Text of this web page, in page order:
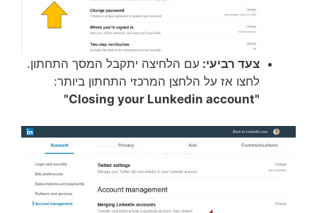
צעד רביעי: עם הלחיצה יתקבל המסך התחתון.
לחצו אז על הלחצן המרכזי התחתון ביותר:
"Closing your Lunkedin account"